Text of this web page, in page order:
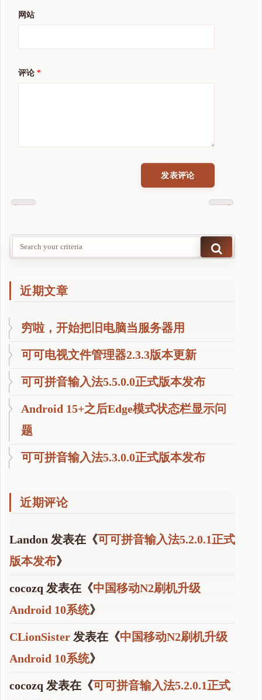
网站
评论 *
Previous
Next
近期文章
穷啦，开始把旧电脑当服务器用
可可电视文件管理器2.3.3版本更新
可可拼音输入法5.5.0.0正式版本发布
Android 15+之后Edge模式状态栏显示问
题
可可拼音输入法5.3.0.0正式版本发布
近期评论
Landon 发表在《可可拼音输入法5.2.0.1正式
版本发布》
cocozq 发表在《中国移动N2刷机升级
Android 10系统》
CLionSister 发表在《中国移动N2刷机升级
Android 10系统》
cocozq 发表在《可可拼音输入法5.2.0.1正式